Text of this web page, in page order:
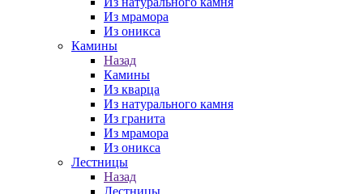
Из мрамора
Из оникса
Камины
Назад
Камины
Из кварца
Из натурального камня
Из гранита
Из мрамора
Из оникса
Лестницы
Назад
Лестницы